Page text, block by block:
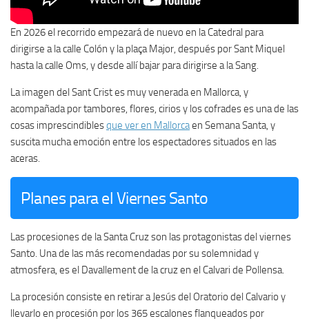
En 2026 el recorrido empezará de nuevo en la Catedral para
dirigirse a la calle Colón y la plaça Major, después por Sant Miquel
hasta la calle Oms, y desde allí bajar para dirigirse a la Sang.
La imagen del Sant Crist es muy venerada en Mallorca, y
acompañada por tambores, flores, cirios y los cofrades es una de las
cosas imprescindiblesque ver en Mallorcaen Semana Santa, y
suscita mucha emoción entre los espectadores situados en las
aceras.
Planes para el Viernes Santo
Las procesiones de la Santa Cruz son las protagonistas del viernes
Santo. Una de las más recomendadas por su solemnidad y
atmosfera, es el Davallement de la cruz en el Calvari de Pollensa.
La procesión consiste en retirar a Jesús del Oratorio del Calvario y
llevarlo en procesión por los 365 escalones flanqueados por